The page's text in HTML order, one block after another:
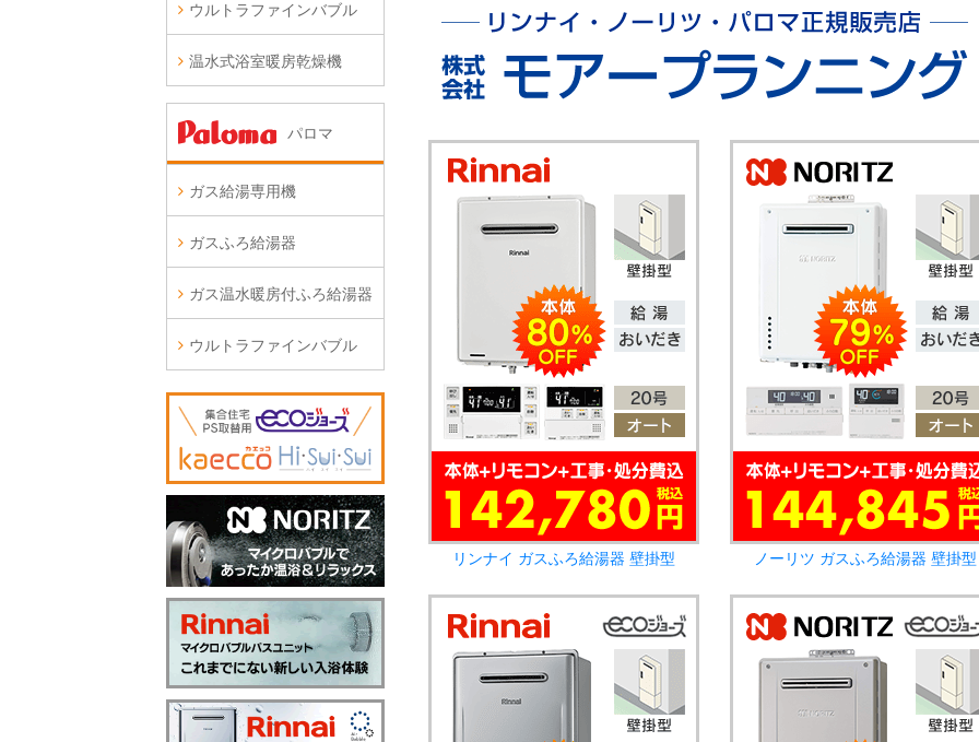
リンナイ ガスふろ給湯器 壁掛型 ノーリツ ガスふろ給湯器 壁掛型
ウルトラファインバブル
温水式浴室暖房乾燥機
パロマ
ガス給湯専用機
ガスふろ給湯器
ガス温水暖房付ふろ給湯器
ウルトラファインバブル